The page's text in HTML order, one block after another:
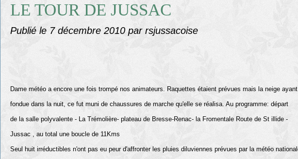
LE TOUR DE JUSSAC
Publié le 7 décembre 2010 par rsjussacoise
Dame météo a encore une fois trompé nos animateurs. Raquettes étaient prévues mais la neige ayant
fondue dans la nuit, ce fut muni de chaussures de marche qu'elle se réalisa. Au programme: départ
de la salle polyvalente - La Trémolière- plateau de Bresse-Renac- la Fromentale Route de St illide -
Jussac , au total une boucle de 11Kms
Seul huit irréductibles n'ont pas eu peur d'affronter les pluies diluviennes prévues par la météo